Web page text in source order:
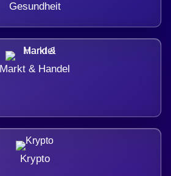
Gesundheit
Markt & Handel
Krypto